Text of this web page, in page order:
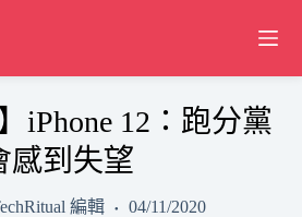
iPhone 12：跑分黨
感到失望
編輯 04/11/2020